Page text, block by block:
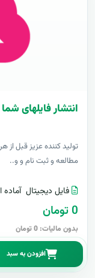
انتشار فایلهای
توليد کننده عزيز قبل از
مطالعه و ثبت نام و و..
فایل دیجیتال آماده
0 تومان
بدون مالیات: 0 تومان
افزودن به سبد